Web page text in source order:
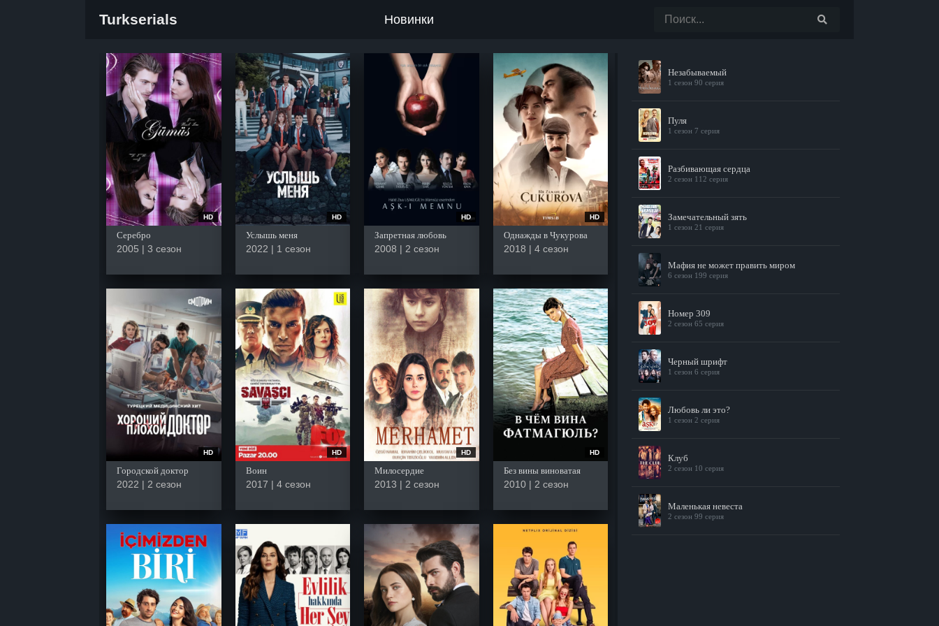
Turkserials Новинки
HD
Серебро
2005 | 3 сезон
HD
Услышь меня
2022 | 1 сезон
HD
Запретная любовь
2008 | 2 сезон
HD
Однажды в Чукурова
2018 | 4 сезон
HD
Городской доктор
2022 | 2 сезон
HD
Воин
2017 | 4 сезон
HD
Милосердие
2013 | 2 сезон
HD
Без вины виноватая
2010 | 2 сезон
Незабываемый
1 сезон 90 серия
Пуля
1 сезон 7 серия
Разбивающая сердца
2 сезон 112 серия
Замечательный зять
1 сезон 21 серия
Мафия не может править миром
6 сезон 199 серия
Номер 309
2 сезон 65 серия
Черный шрифт
1 сезон 6 серия
Любовь ли это?
1 сезон 2 серия
Клуб
2 сезон 10 серия
Маленькая невеста
2 сезон 99 серия